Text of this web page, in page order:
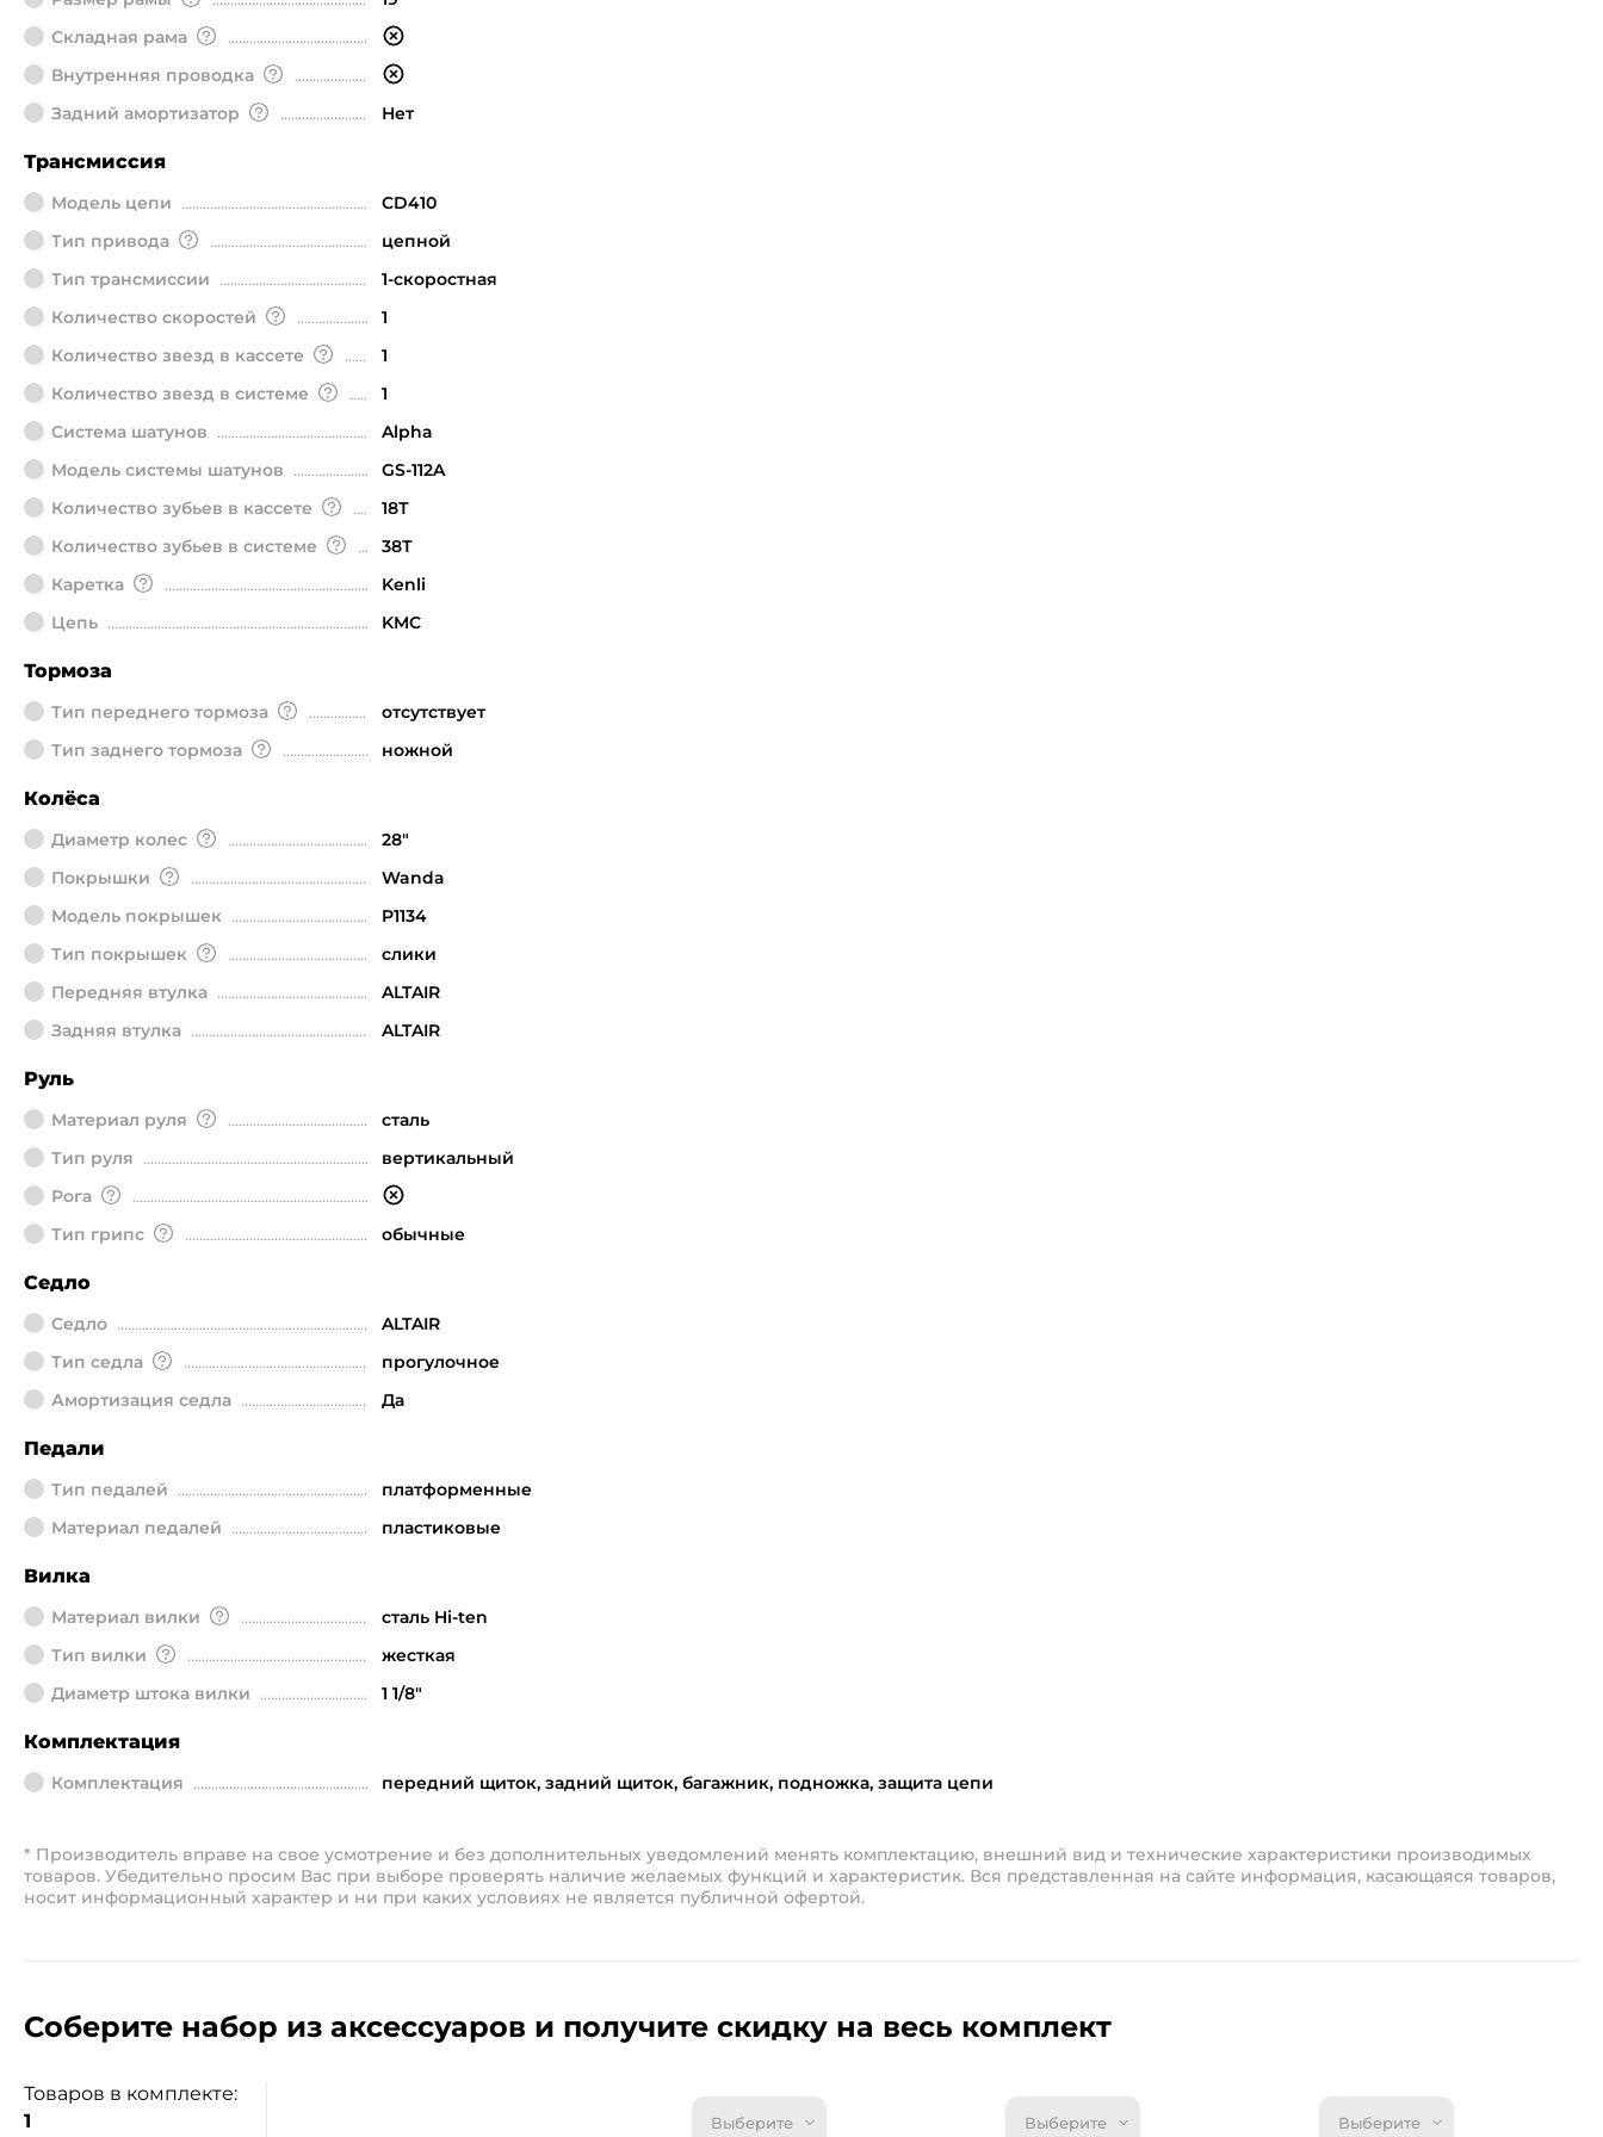
Складная рама
Внутренняя проводка
Задний амортизатор
Нет
Трансмиссия
Модель цепи
CD410
Тип привода
цепной
Тип трансмиссии
1-скоростная
Количество скоростей
1
Количество звезд в кассете
1
Количество звезд в системе
1
Система шатунов
Alpha
Модель системы шатунов
GS-112A
Количество зубьев в кассете
18Т
Количество зубьев в системе
38Т
Каретка
Kenli
Цепь
KMC
Тормоза
Тип переднего тормоза
отсутствует
Тип заднего тормоза
ножной
Колёса
Диаметр колeс
28"
Покрышки
Wanda
Модель покрышек
P1134
Тип покрышек
слики
Передняя втулка
ALTAIR
Задняя втулка
ALTAIR
Руль
Материал руля
сталь
Тип руля
вертикальный
Рога
Тип грипс
обычные
Седло
Седло
ALTAIR
Тип седла
прогулочное
Амортизация седла
Да
Педали
Тип педалей
платформенные
Материал педалей
пластиковые
Вилка
Материал вилки
сталь Hi-ten
Тип вилки
жесткая
Диаметр штока вилки
1 1/8"
Комплектация
Комплектация передний щиток, задний щиток, багажник, подножка, защита цепи
* Производитель вправе на свое усмотрение и без дополнительных уведомлений менять комплектацию, внешний вид и технические характеристики производимых
товаров. Убедительно просим Вас при выборе проверять наличие желаемых функций и характеристик. Вся представленная на сайте информация, касающаяся товаров,
носит информационный характер и ни при каких условиях не является публичной офертой.
Соберите набор из аксессуаров и получите скидку на весь комплект
Товаров в комплекте:
1
Выберите Выберите Выберите